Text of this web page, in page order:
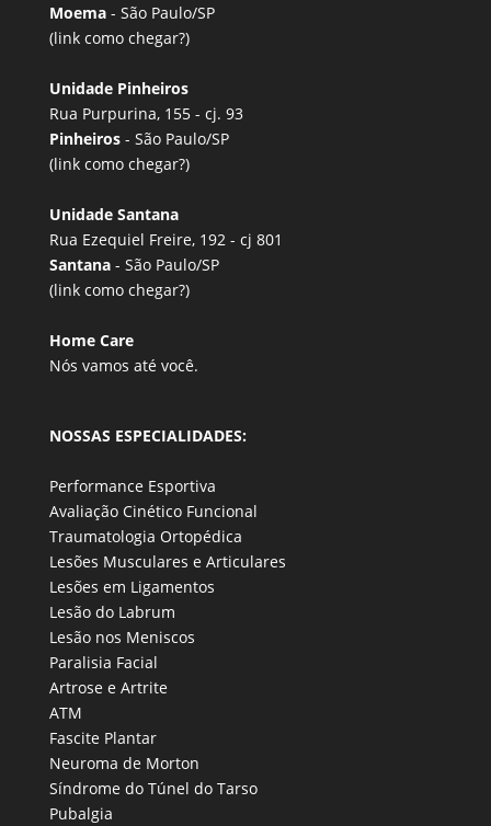
Moema - São Paulo/SP
(link como chegar?)
Unidade Pinheiros
Rua Purpurina, 155 - cj. 93
Pinheiros - São Paulo/SP
(link como chegar?)
Unidade Santana
Rua Ezequiel Freire, 192 - cj 801
Santana - São Paulo/SP
(link como chegar?)
Home Care
Nós vamos até você.
NOSSAS ESPECIALIDADES:
Performance Esportiva
Avaliação Cinético Funcional
Traumatologia Ortopédica
Lesões Musculares e Articulares
Lesões em Ligamentos
Lesão do Labrum
Lesão nos Meniscos
Paralisia Facial
Artrose e Artrite
ATM
Fascite Plantar
Neuroma de Morton
Síndrome do Túnel do Tarso
Pubalgia